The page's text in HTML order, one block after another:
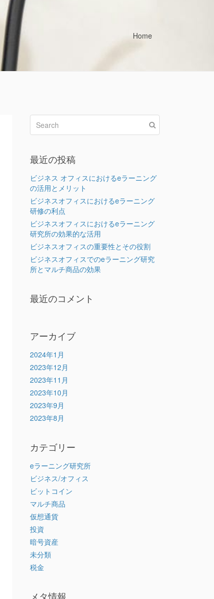
Home
最近の投稿
ビジネス オフィスにおけるeラーニング
の活用とメリット
ビジネスオフィスにおけるeラーニング
研修の利点
ビジネスオフィスにおけるeラーニング
研究所の効果的な活用
ビジネスオフィスの重要性とその役割
ビジネスオフィスでのeラーニング研究
所とマルチ商品の効果
最近のコメント
アーカイブ
2024年1月
2023年12月
2023年11月
2023年10月
2023年9月
2023年8月
カテゴリー
eラーニング研究所
ビジネス/オフィス
ビットコイン
マルチ商品
仮想通貨
投資
暗号資産
未分類
税金
メタ情報